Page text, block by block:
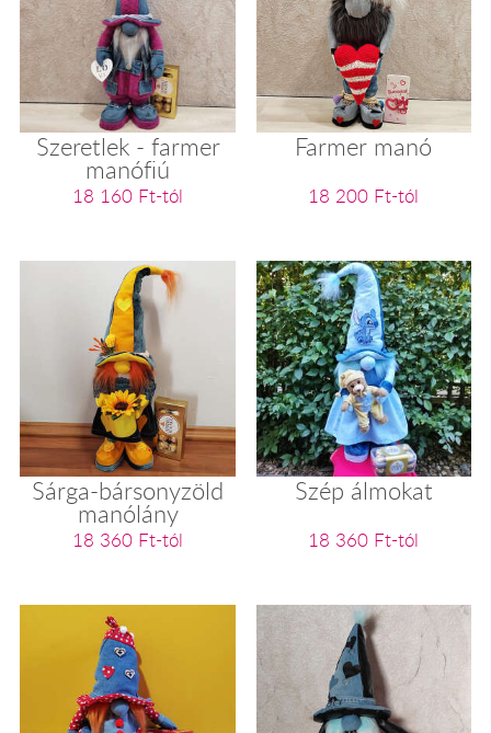
Szeretlek - farmer
manófiú
18 160 Ft-tól
Farmer manó
18 200 Ft-tól
Sárga-bársonyzöld
manólány
18 360 Ft-tól
Szép álmokat
18 360 Ft-tól